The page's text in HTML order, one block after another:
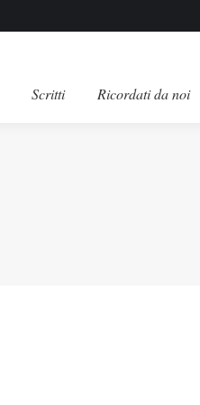
Scritti Ricordati da noi